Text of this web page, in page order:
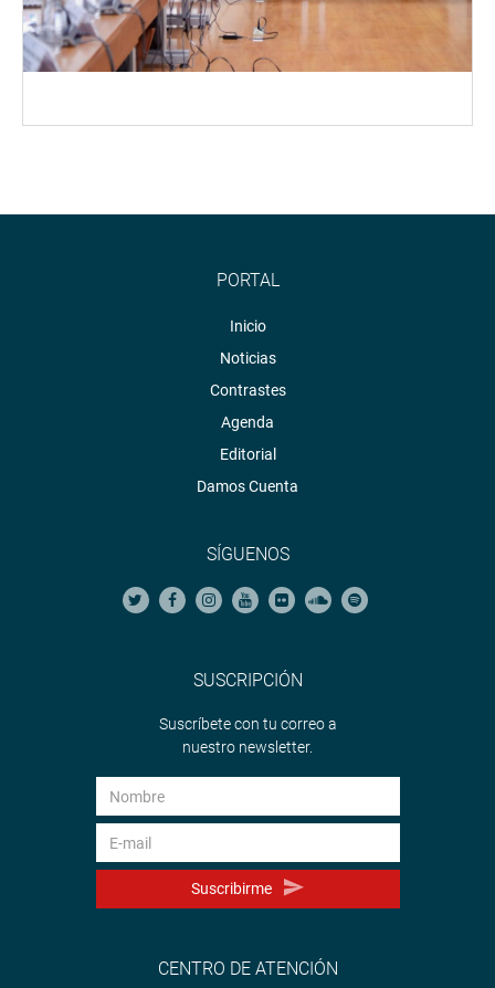
PORTAL
Inicio
Noticias
Contrastes
Agenda
Editorial
Damos Cuenta
SÍGUENOS
SUSCRIPCIÓN
Suscríbete con tu correo a
nuestro newsletter.
Suscribirme
CENTRO DE ATENCIÓN